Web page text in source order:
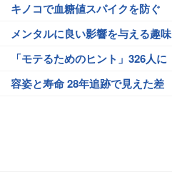
キノコで血糖値スパイクを防ぐ
メンタルに良い影響を与える趣味
「モテるためのヒント」326人に
容姿と寿命 28年追跡で見えた差